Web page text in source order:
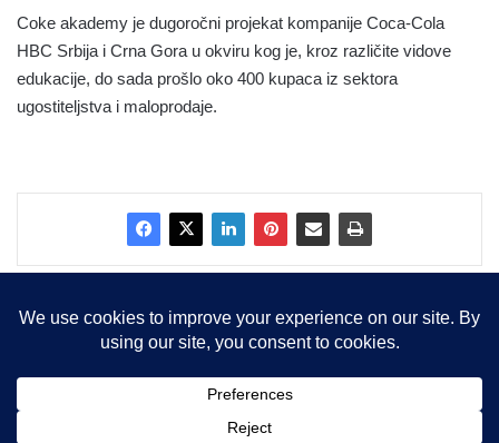
Coke akademy je dugoročni projekat kompanije Coca-Cola
HBC Srbija i Crna Gora u okviru kog je, kroz različite vidove
edukacije, do sada prošlo oko 400 kupaca iz sektora
ugostiteljstva i maloprodaje.
Copyright © 2015-2025, Sva prava zadržana | LBS Team d.o.o.
Facebook
X LinkedIn